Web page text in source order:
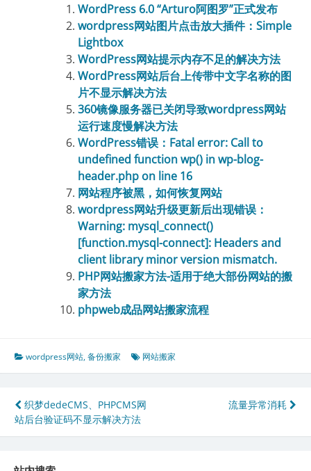
WordPress 6.0 “Arturo阿图罗”正式发布
wordpress网站图片点击放大插件：Simple
Lightbox
WordPress网站提示内存不足的解决方法
WordPress网站后台上传带中文字名称的图
片不显示解决方法
360镜像服务器已关闭导致wordpress网站
运行速度慢解决方法
WordPress错误：Fatal error: Call to
undefined function wp() in wp-blog-
header.php on line 16
网站程序被黑，如何恢复网站
wordpress网站升级更新后出现错误：
Warning: mysql_connect()
[function.mysql-connect]: Headers and
client library minor version mismatch.
PHP网站搬家方法-适用于绝大部份网站的搬
家方法
phpweb成品网站搬家流程
wordpress网站,备份搬家 网站搬家
文
章
织梦dedeCMS、PHPCMS网
站后台验证码不显示解决方法
流量异常消耗